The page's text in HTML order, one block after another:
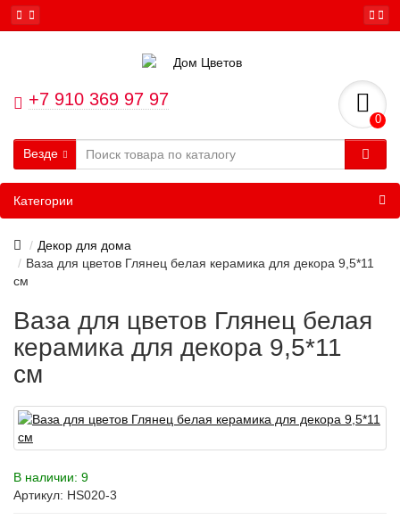
+7 910 369 97 97
0
Везде
Категории
Декор для дома
Ваза для цветов Глянец белая керамика для декора 9,5*11
см
Ваза для цветов Глянец белая
керамика для декора 9,5*11
см
В наличии: 9
Артикул: HS020-3